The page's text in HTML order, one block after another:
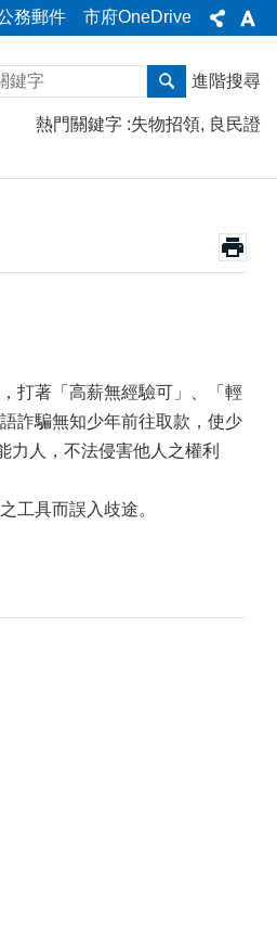
務郵件 市府OneDrive
進階搜尋
熱門關鍵字 失物招領 良民證
打著「高薪無經驗可」、「輕
詐騙無知少年前往取款，使少
力人，不法侵害他人之權利
工具而誤入歧途。